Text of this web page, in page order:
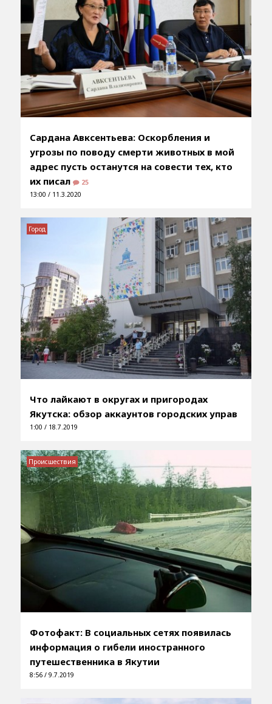
Сардана Авксентьева: Оскорбления и
угрозы по поводу смерти животных в мой
адрес пусть останутся на совести тех, кто
их писал
25
13:00 / 11.3.2020
Что лайкают в округах и пригородах
Якутска: обзор аккаунтов городских управ
1:00 / 18.7.2019
Город
Фотофакт: В социальных сетях появилась
информация о гибели иностранного
путешественника в Якутии
8:56 / 9.7.2019
Происшествия